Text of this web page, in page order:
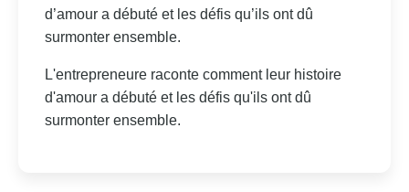
d’amour a débuté et les défis qu’ils ont dû
surmonter ensemble.
L'entrepreneure raconte comment leur histoire
d'amour a débuté et les défis qu'ils ont dû
surmonter ensemble.